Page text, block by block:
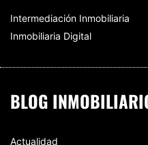
Intermediación Inmobiliaria
Inmobiliaria Digital
BLOG
Actualidad